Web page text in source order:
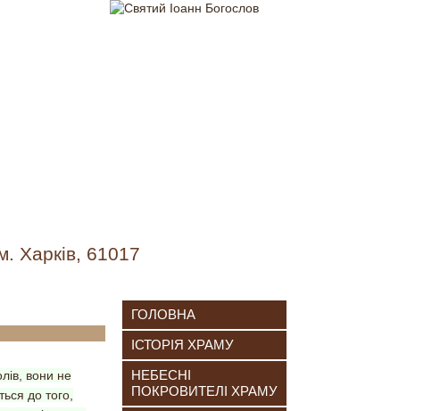
Харків, 61017
вони не
до того,
ГОЛОВНА
ІСТОРІЯ ХРАМУ
НЕБЕСНІ
ПОКРОВИТЕЛІ ХРАМУ